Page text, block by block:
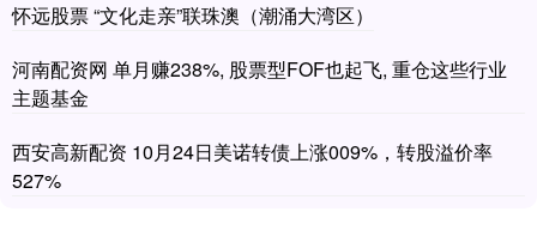
怀远股票 “文化走亲”联珠澳（潮涌大湾区）
河南配资网 单月赚238%, 股票型FOF也起飞, 重仓这些行业
主题基金
西安高新配资 10月24日美诺转债上涨009%，转股溢价率
527%